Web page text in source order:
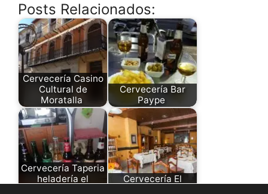
Posts Relacionados:
Cervecería Casino
Cultural de
Moratalla
Cervecería Bar
Paype
Cervecería Taperia
heladería el
Cervecería El